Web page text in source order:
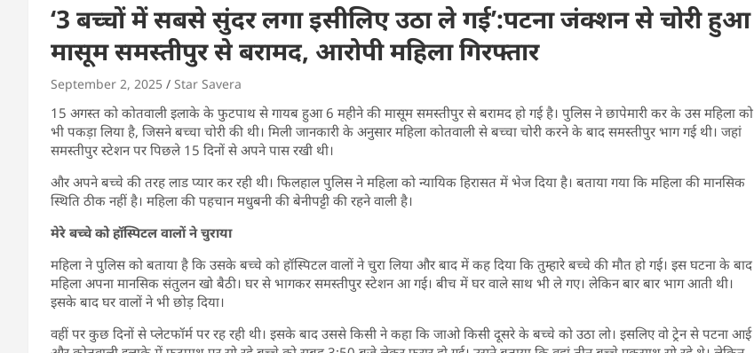
‘3 बच्चों में सबसे सुंदर लगा इसीलिए उठा ले गई’:पटना जंक्शन से चोरी हुआ
मासूम समस्तीपुर से बरामद, आरोपी महिला गिरफ्तार
September 2, 2025 Star Savera
15 अगस्त को कोतवाली इलाके के फुटपाथ से गायब हुआ 6 महीने की मासूम समस्तीपुर से बरामद हो गई है। पुलिस ने छापेमारी कर के उस महिला को
भी पकड़ा लिया है, जिसने बच्चा चोरी की थी। मिली जानकारी के अनुसार महिला कोतवाली से बच्चा चोरी करने के बाद समस्तीपुर भाग गई थी। जहां
समस्तीपुर स्टेशन पर पिछले 15 दिनों से अपने पास रखी थी।
और अपने बच्चे की तरह लाड प्यार कर रही थी। फिलहाल पुलिस ने महिला को न्यायिक हिरासत में भेज दिया है। बताया गया कि महिला की मानसिक
स्थिति ठीक नहीं है। महिला की पहचान मधुबनी की बेनीपट्टी की रहने वाली है।
मेरे बच्चे को हॉस्पिटल वालों ने चुराया
महिला ने पुलिस को बताया है कि उसके बच्चे को हॉस्पिटल वालों ने चुरा लिया और बाद में कह दिया कि तुम्हारे बच्चे की मौत हो गई। इस घटना के बाद
महिला अपना मानसिक संतुलन खो बैठी। घर से भागकर समस्तीपुर स्टेशन आ गई। बीच में घर वाले साथ भी ले गए। लेकिन बार बार भाग आती थी।
इसके बाद घर वालों ने भी छोड़ दिया।
वहीं पर कुछ दिनों से प्लेटफॉर्म पर रह रही थी। इसके बाद उससे किसी ने कहा कि जाओ किसी दूसरे के बच्चे को उठा लो। इसलिए वो ट्रेन से पटना आई